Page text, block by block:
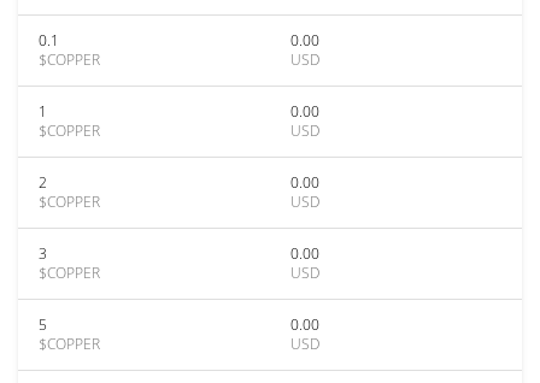
0.1
$COPPER
0.00
USD
1
$COPPER
0.00
USD
2
$COPPER
0.00
USD
3
$COPPER
0.00
USD
5
$COPPER
0.00
USD